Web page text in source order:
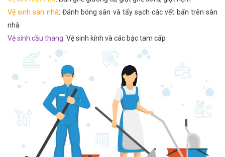
Vệ sinh sàn nhà: Đánh bóng sàn và tẩy sạch các vết bẩn trên sàn
nhà
Vệ sinh cầu thang: Vệ sinh kính và các bậc tam cấp